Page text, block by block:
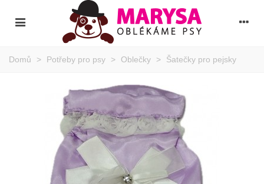
Domů > Potřeby pro psy > Oblečky > Šatečky pro pejsky